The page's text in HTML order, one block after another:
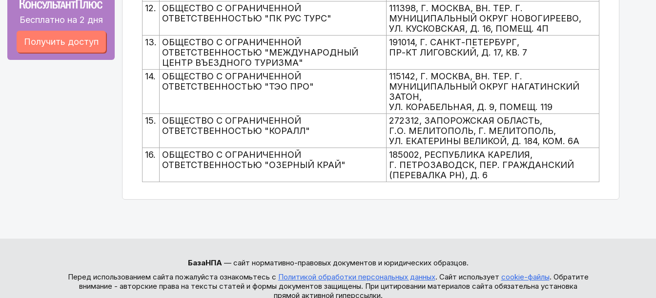
Бесплатно на 2 дня
Получить доступ
12.
ОБЩЕСТВО С ОГРАНИЧЕННОЙ
ОТВЕТСТВЕННОСТЬЮ "ПК РУС ТУРС"
111398, Г. МОСКВА, ВН. ТЕР. Г.
МУНИЦИПАЛЬНЫЙ ОКРУГ НОВОГИРЕЕВО,
УЛ. КУСКОВСКАЯ, Д. 16, ПОМЕЩ. 4П
13.
ОБЩЕСТВО С ОГРАНИЧЕННОЙ
ОТВЕТСТВЕННОСТЬЮ "МЕЖДУНАРОДНЫЙ
ЦЕНТР ВЪЕЗДНОГО ТУРИЗМА"
191014, Г. САНКТ-ПЕТЕРБУРГ,
ПР-КТ ЛИГОВСКИЙ, Д. 17, КВ. 7
14.
ОБЩЕСТВО С ОГРАНИЧЕННОЙ
ОТВЕТСТВЕННОСТЬЮ "ТЭО ПРО"
115142, Г. МОСКВА, ВН. ТЕР. Г.
МУНИЦИПАЛЬНЫЙ ОКРУГ НАГАТИНСКИЙ
ЗАТОН,
УЛ. КОРАБЕЛЬНАЯ, Д. 9, ПОМЕЩ. 119
15.
ОБЩЕСТВО С ОГРАНИЧЕННОЙ
ОТВЕТСТВЕННОСТЬЮ "КОРАЛЛ"
272312, ЗАПОРОЖСКАЯ ОБЛАСТЬ,
Г.О. МЕЛИТОПОЛЬ, Г. МЕЛИТОПОЛЬ,
УЛ. ЕКАТЕРИНЫ ВЕЛИКОЙ, Д. 184, КОМ. 6А
16.
ОБЩЕСТВО С ОГРАНИЧЕННОЙ
ОТВЕТСТВЕННОСТЬЮ "ОЗЕРНЫЙ КРАЙ"
185002, РЕСПУБЛИКА КАРЕЛИЯ,
Г. ПЕТРОЗАВОДСК, ПЕР. ГРАЖДАНСКИЙ
(ПЕРЕВАЛКА РН), Д. 6
БазаНПА— сайт нормативно-правовых документов и юридических образцов.
Перед использованием сайта пожалуйста ознакомьтесь с Политикой обработки персональных данных. Сайт использует cookie-файлы. Обратите
внимание - авторские права на тексты статей и формы документов защищены. При цитировании материалов сайта обязательна установка
прямой активной гиперссылки.